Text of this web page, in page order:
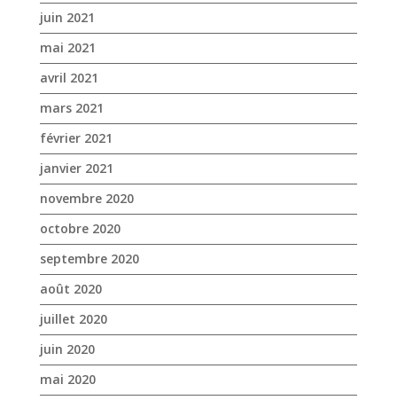
juin 2021
mai 2021
avril 2021
mars 2021
février 2021
janvier 2021
novembre 2020
octobre 2020
septembre 2020
août 2020
juillet 2020
juin 2020
mai 2020